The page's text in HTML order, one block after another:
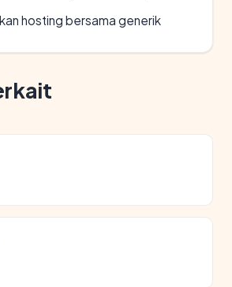
hosting bersama generik